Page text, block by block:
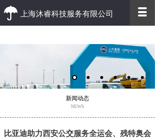
上海沐睿科技服务有限公司
优质的客户服务 高效的办事效率
新闻动态
NEWS
比亚迪助力西安公交服务全运会、残特奥会